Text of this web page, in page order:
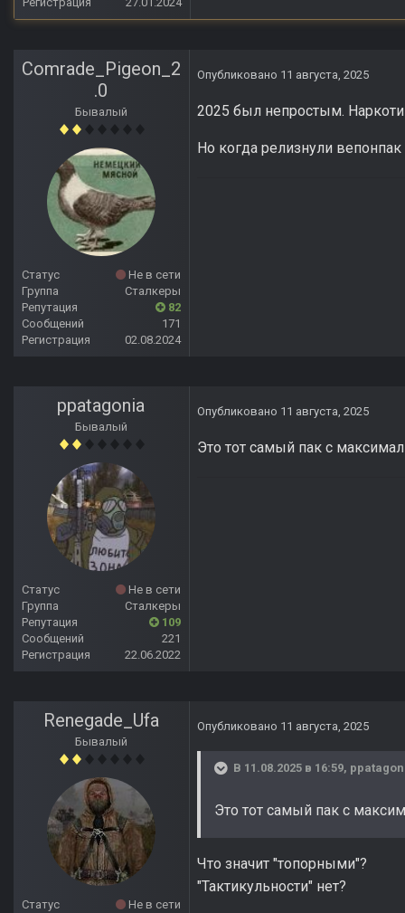
Comrade_Pigeon_2
.0
Бывалый
Статус
Не в сети
Группа
Сталкеры
Репутация
82
Сообщений
171
Регистрация
02.08.2024
Опубликовано 11 августа, 2025
2025 был непростым.
Но когда релизнули
ppatagonia
Бывалый
Статус
Не в сети
Группа
Сталкеры
Репутация
109
Сообщений
221
Регистрация
22.06.2022
Опубликовано 11 августа, 2025
Это тот самый пак с
Renegade_Ufa
Бывалый
Статус
Не в сети
Опубликовано 11 августа, 2025
В 11.08.2025 в 16:59,
Это тот самый пак с
Что значит "топорными"?
"Тактикульности" нет?